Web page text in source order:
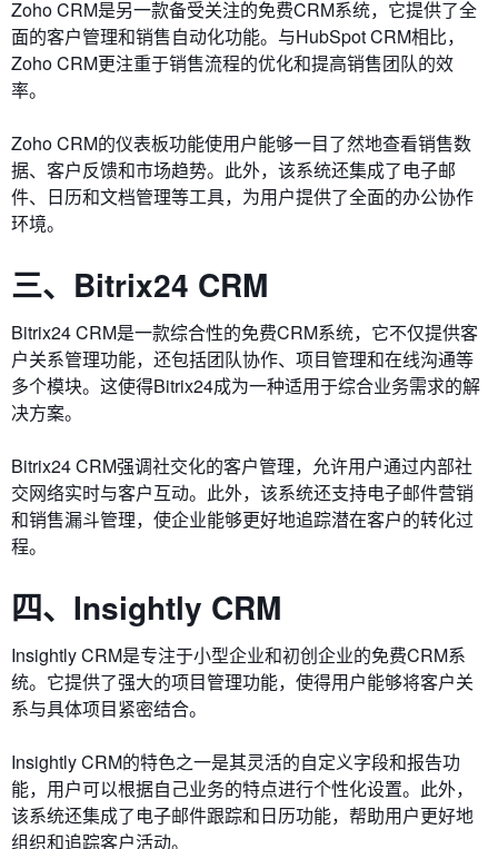
Zoho CRM是另一款备受关注的免费CRM系统，它提供了全
面的客户管理和销售自动化功能。与HubSpot CRM相比，
Zoho CRM更注重于销售流程的优化和提高销售团队的效
率。
Zoho CRM的仪表板功能使用户能够一目了然地查看销售数
据、客户反馈和市场趋势。此外，该系统还集成了电子邮
件、日历和文档管理等工具，为用户提供了全面的办公协作
环境。
三、Bitrix24 CRM
Bitrix24 CRM是一款综合性的免费CRM系统，它不仅提供客
户关系管理功能，还包括团队协作、项目管理和在线沟通等
多个模块。这使得Bitrix24成为一种适用于综合业务需求的解
决方案。
Bitrix24 CRM强调社交化的客户管理，允许用户通过内部社
交网络实时与客户互动。此外，该系统还支持电子邮件营销
和销售漏斗管理，使企业能够更好地追踪潜在客户的转化过
程。
四、Insightly CRM
Insightly CRM是专注于小型企业和初创企业的免费CRM系
统。它提供了强大的项目管理功能，使得用户能够将客户关
系与具体项目紧密结合。
Insightly CRM的特色之一是其灵活的自定义字段和报告功
能，用户可以根据自己业务的特点进行个性化设置。此外，
该系统还集成了电子邮件跟踪和日历功能，帮助用户更好地
组织和追踪客户活动。